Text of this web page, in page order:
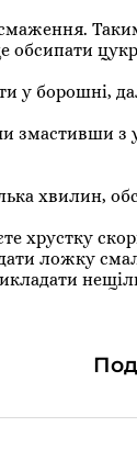
смаження.
обсипати
у борошні,
змастивши з
хвилин,
хрустку
ложку